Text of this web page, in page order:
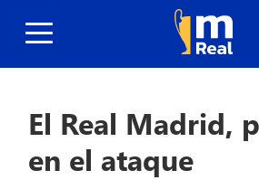
El Real Madrid,
en el ataque